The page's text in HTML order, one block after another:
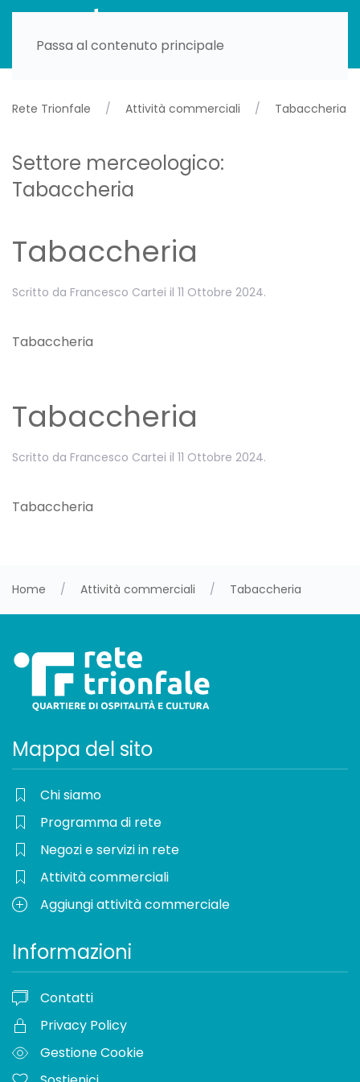
Passa al contenuto principale
Rete Trionfale Attività commerciali Tabaccheria
Settore merceologico:
Tabaccheria
Tabaccheria
Scritto da Francesco Cartei il 11 Ottobre 2024.
Tabaccheria
Tabaccheria
Scritto da Francesco Cartei il 11 Ottobre 2024.
Tabaccheria
Home Attività commerciali Tabaccheria
Mappa del sito
Chi siamo
Programma di rete
Negozi e servizi in rete
Attività commerciali
Aggiungi attività commerciale
Informazioni
Contatti
Privacy Policy
Gestione Cookie